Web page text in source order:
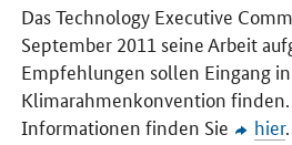
DasTechnology Executive
September 2011 seine Arbeit
Empfehlungen sollen Eingang
Klimarahmenkonvention
Informationen finden Sie
hier.